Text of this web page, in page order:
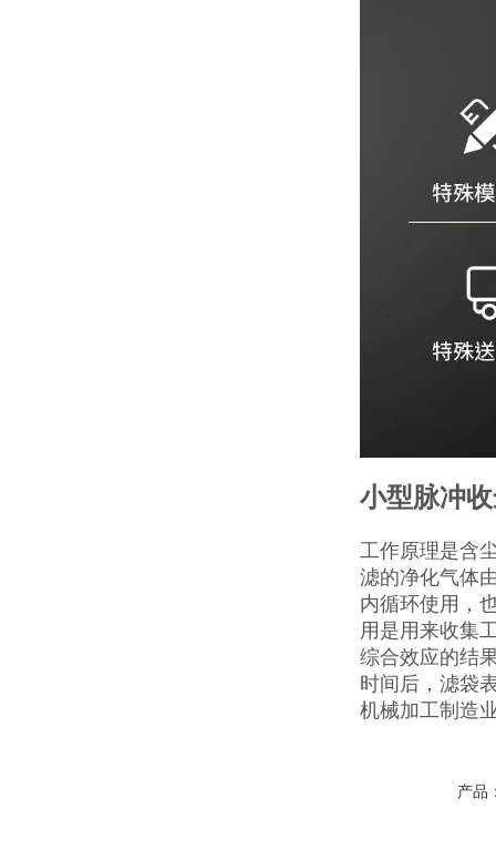
小型脉冲
工作原理是含
滤的净化气体
内循环使用，
用是用来收集
综合效应的结
时间后，滤袋
机械加工制造
产品